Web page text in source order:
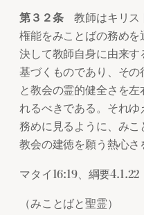
第３２条教師はキリス
権能をみことばの務め
決して教師自身に由来
基づくものであり、そ
と教会の霊的健全さを
れるべきである。それ
務めに見るように、みこ
教会の建徳を願う熱心さ
マタイ16:19、綱要4.1.22
（みことばと聖霊）